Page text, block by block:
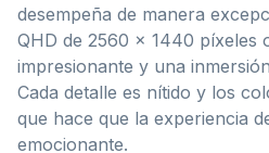
desempeña de manera
QHD de 2560 x 1440 píxeles
impresionante y una
Cada detalle es nítido y los
que hace que la experiencia
emocionante.